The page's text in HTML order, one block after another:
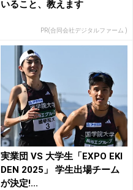
いること、教えます
PR(合同会社デジタルファーム )
実業団 VS 大学生「EXPO EKI
DEN 2025」 学生出場チーム
が決定!...